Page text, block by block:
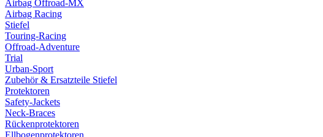
Airbag Offroad-MX
Airbag Racing
Stiefel
Touring-Racing
Offroad-Adventure
Trial
Urban-Sport
Zubehör & Ersatzteile Stiefel
Protektoren
Safety-Jackets
Neck-Braces
Rückenprotektoren